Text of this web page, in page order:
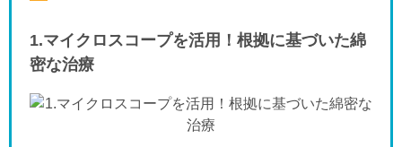
1.マイクロスコープを活用！根拠に基づいた綿
密な治療